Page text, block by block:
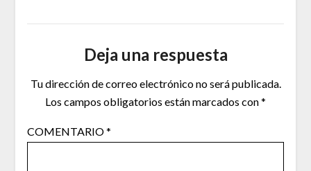
Deja una respuesta
Tu dirección de correo electrónico no será publicada.
Los campos obligatorios están marcados con*
COMENTARIO*